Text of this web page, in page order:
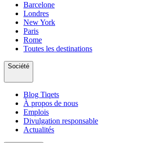
Barcelone
Londres
New York
Paris
Rome
Toutes les destinations
Société
Blog Tiqets
À propos de nous
Emplois
Divulgation responsable
Actualités